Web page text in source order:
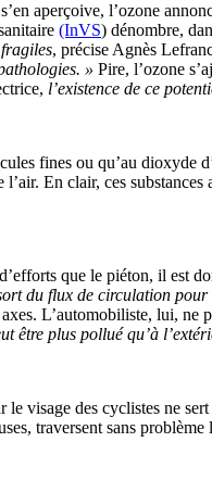
aperçoive, l’ozone
(InVS) dénombre,
, précise Agnès
» Pire, l’ozone
l’existence de ce
fines ou qu’au dioxyde
l’air. En clair, ces
que le piéton, il est
du flux de circulation
L’automobiliste, lui, ne
être plus pollué qu’à
visage des cyclistes ne sert
traversent sans problème